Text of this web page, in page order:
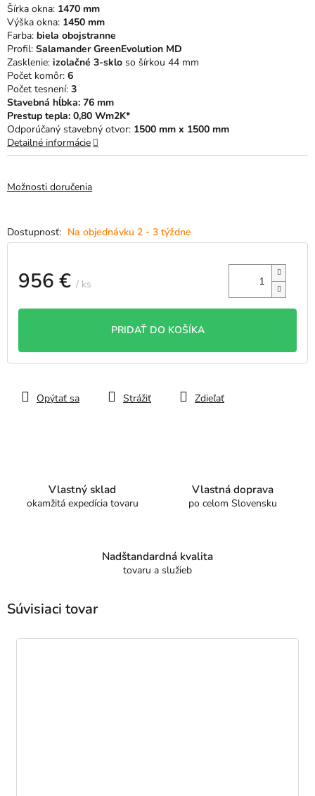
Na objednávku 2 - 3 týždne
Možnosti doručenia
956 € / ks
PRIDAŤ DO KOŠÍKA
Šírka okna: 1470 mm
Výška okna: 1450 mm
Farba: biela obojstranne
Profil: Salamander GreenEvolution MD
Zasklenie: izolačné 3-sklo so šírkou 44 mm
Počet komôr: 6
Počet tesnení: 3
Stavebná hĺbka: 76 mm
Prestup tepla: 0,80 Wm2K*
Odporúčaný stavebný otvor: 1500 mm x 1500 mm
Detailné informácie
Opýtať sa Strážiť Zdieľať
hviezdičiek.
Vlastný sklad
okamžitá expedícia tovaru
Vlastná doprava
po celom Slovensku
Nadštandardná kvalita
tovaru a služieb
Súvisiaci tovar